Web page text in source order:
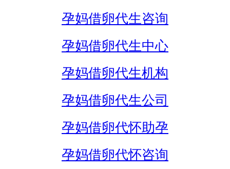
孕妈借卵代生咨询
孕妈借卵代生中心
孕妈借卵代生机构
孕妈借卵代生公司
孕妈借卵代怀助孕
孕妈借卵代怀咨询